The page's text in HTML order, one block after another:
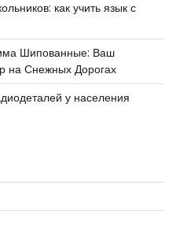
как учить язык с
Шипованные: Ваш
на Снежных Дорогах
у населения